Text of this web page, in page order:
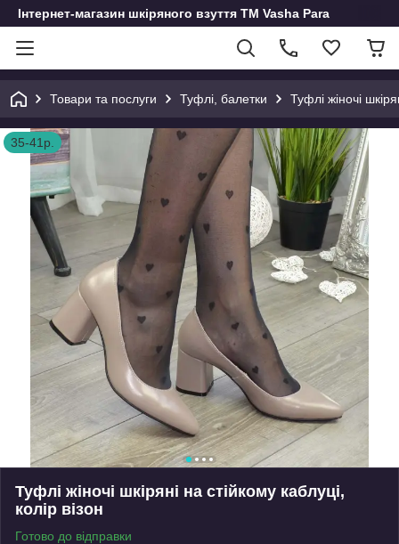
Інтернет-магазин шкіряного взуття ТМ Vasha Para
Товари та послуги Туфлі, балетки Туфлі жіночі
35-41р.
Туфлі жіночі шкіряні на стійкому каблуці,
колір візон
Готово до відправки